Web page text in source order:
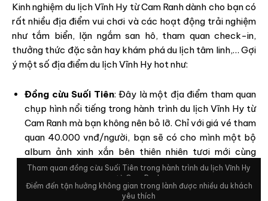
Kinh nghiệm du lịch Vĩnh Hy từ Cam Ranh dành cho bạn có
rất nhiều địa điểm vui chơi và các hoạt động trải nghiệm
như tắm biển, lặn ngắm san hô, tham quan check-in,
thưởng thức đặc sản hay khám phá du lịch tâm linh,… Gợi
ý một số địa điểm du lịch Vĩnh Hy hot như:
Đồng cừu Suối Tiên: Đây là một địa điểm tham quan
chụp hình nổi tiếng trong hành trình du lịch Vĩnh Hy từ
Cam Ranh mà bạn không nên bỏ lỡ. Chỉ với giá vé tham
quan 40.000 vnđ/người, bạn sẽ có cho mình một bộ
album ảnh xinh xắn bên thiên nhiên tươi mới cùng
những chú cừu ngộ nghĩnh.
Tham quan đồng cừu Suối Tiên trong hành trình du lịch Vĩnh Hy
từ Cam Ranh
Điểm đến tận hưởng không gian trong lành được nhiều du khách
yêu thích